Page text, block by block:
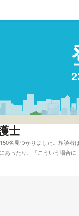
士
名見つかりました。相談者
ったり、「こういう場合
ドットコムでは弁護士費用
護士を比較することができ
もあり、業界の理解があ
、条件に沿う弁護士に一度